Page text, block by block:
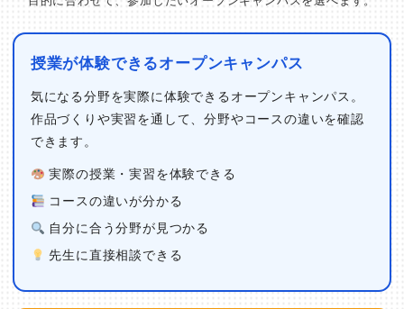
授業が体験できるオープンキャンパス
気になる分野を実際に体験できるオープンキャンパス。
作品づくりや実習を通して、分野やコースの違いを確認
できます。
実際の授業・実習を体験できる
コースの違いが分かる
自分に合う分野が見つかる
先生に直接相談できる